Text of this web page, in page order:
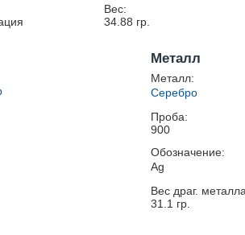
Вес:
34.88 гр.
Металл
Металл:
Серебро
Проба:
900
Обозначение:
Ag
Вес драг.
31.1 гр.